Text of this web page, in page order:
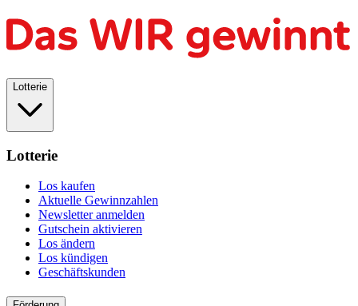
Lotterie
Lotterie
Los kaufen
Aktuelle Gewinnzahlen
Newsletter anmelden
Gutschein aktivieren
Los ändern
Los kündigen
Geschäftskunden